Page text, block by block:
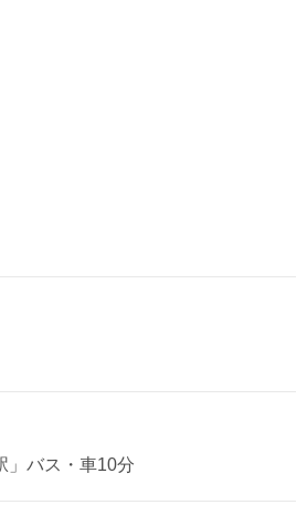
」バス・車10分